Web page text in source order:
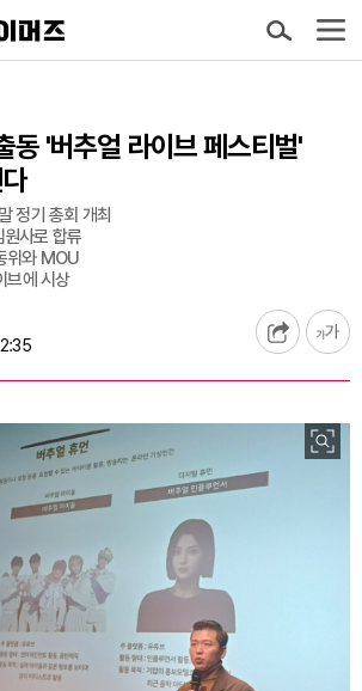
동 '버추얼 라이브 페스티벌'
정기 총회 개최
원사로 합류
위와 MOU
브에 시상